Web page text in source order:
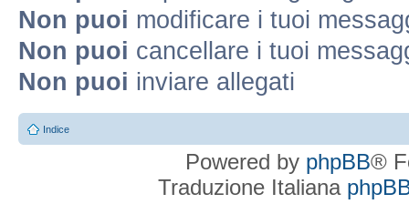
Non puoi modificare i tuoi
Non puoi cancellare i tuoi
Non puoi inviare allegati
Indice
Powered by phpBB®
Traduzione Italiana